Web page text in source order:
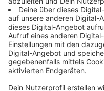
Weitere Infos und
Anzeige